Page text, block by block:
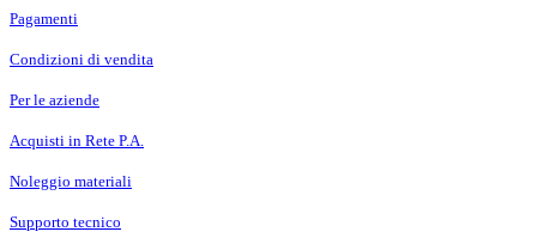
Pagamenti
Condizioni di vendita
Per le aziende
Acquisti in Rete P.A.
Noleggio materiali
Supporto tecnico